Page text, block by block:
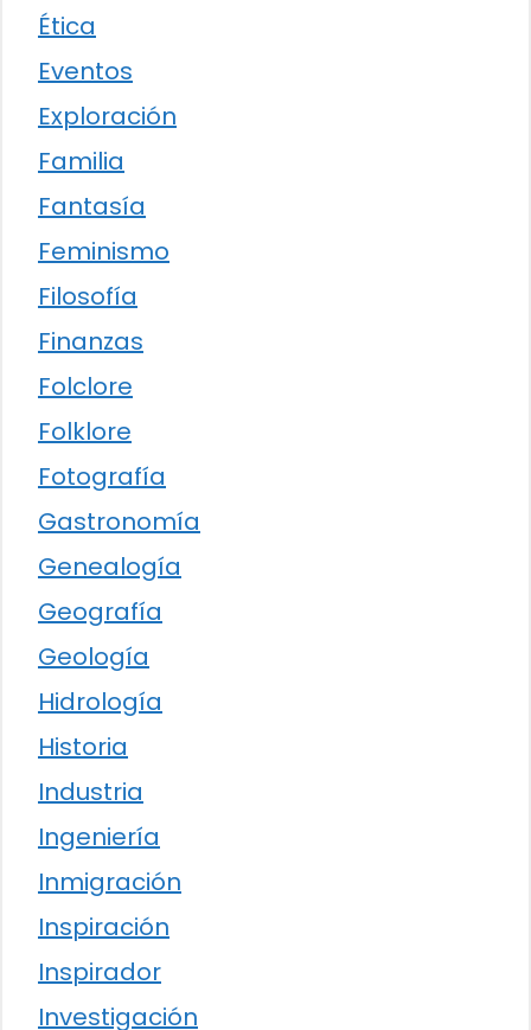
Ética
Eventos
Exploración
Familia
Fantasía
Feminismo
Filosofía
Finanzas
Folclore
Folklore
Fotografía
Gastronomía
Genealogía
Geografía
Geología
Hidrología
Historia
Industria
Ingeniería
Inmigración
Inspiración
Inspirador
Investigación